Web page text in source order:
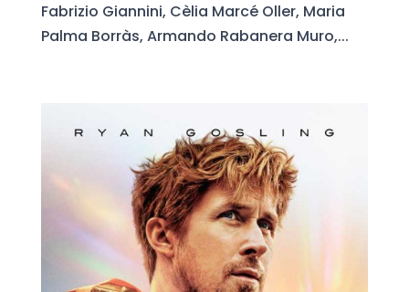
Fabrizio Giannini, Cèlia Marcé Oller, Maria
Palma Borràs, Armando Rabanera Muro,...